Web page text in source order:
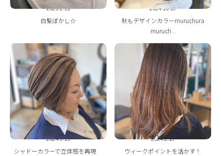
RECRUIT
BLOG
ONLINE STORE
2025.2.11
白髪ぼかし☆
2024.10.19
秋もデザインカラーmuruchura
muruch...
2024.9.15
シャドーカラーで立体感を再現
2024.2.19
ウィークポイントを活かす！